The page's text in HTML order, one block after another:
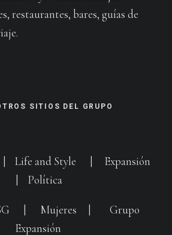
restaurantes, bares, guías de
SITIOS DEL GRUPO
Life and Style
Expansión
Política
Mujeres
Grupo
Expansión